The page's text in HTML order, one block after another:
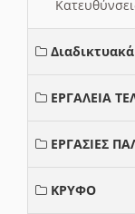
ΕΡΓΑΛΕΙΑ
ΕΡΓΑΣΙΕΣ
ΚΡΥΦΟ